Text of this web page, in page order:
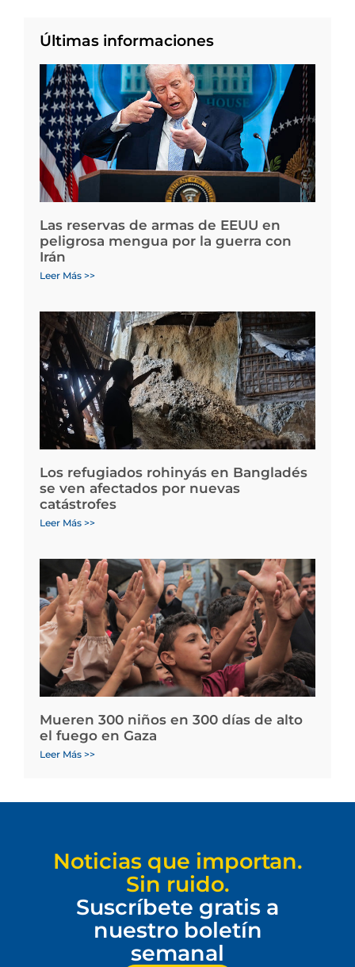
Últimas informaciones
Las reservas de armas de EEUU en
peligrosa mengua por la guerra con
Irán
Leer Más >>
Los refugiados rohinyás en Bangladés
se ven afectados por nuevas
catástrofes
Leer Más >>
Mueren 300 niños en 300 días de alto
el fuego en Gaza
Leer Más >>
Noticias que importan.
Sin ruido.
Suscríbete gratis a
nuestro boletín
semanal